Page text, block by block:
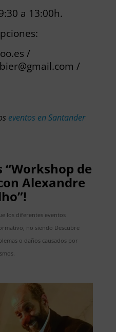
a 13:00h.
/
/
eventos en Santander
“Workshop de
Alexandre
los diferentes eventos
no siendo Descubre
o daños causados por